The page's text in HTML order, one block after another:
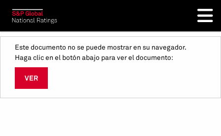
Este documento no se puede mostrar en su navegador.
Haga clic en el botón abajo para ver el documento:
VER